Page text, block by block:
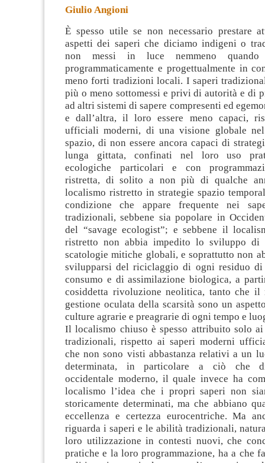
Giulio Angioni
È spesso utile se non necessario prestare
aspetti dei saperi che diciamo indigeni o
non messi in luce nemmeno
programmaticamente e progettualmente in
meno forti tradizioni locali. I saperi
più o meno sottomessi e privi di autorità e di
ad altri sistemi di sapere compresenti ed
e dall’altra, il loro essere meno capaci,
ufficiali moderni, di una visione globale
spazio, di non essere ancora capaci di
lunga gittata, confinati nel loro uso
ecologiche particolari e con
ristretta, di solito a non più di qualche
localismo ristretto in strategie spazio
condizione che appare frequente nei
tradizionali, sebbene sia popolare in
del “savage ecologist”; e sebbene il
ristretto non abbia impedito lo sviluppo di
scatologie mitiche globali, e soprattutto non
svilupparsi del riciclaggio di ogni residuo di
consumo e di assimilazione biologica, a
cosiddetta rivoluzione neolitica, tanto che
gestione oculata della scarsità sono un
culture agrarie e preagrarie di ogni tempo e
Il localismo chiuso è spesso attribuito solo
tradizionali, rispetto ai saperi moderni
che non sono visti abbastanza relativi a un
determinata, in particolare a ciò che
occidentale moderno, il quale invece ha
localismo l’idea che i propri saperi non
storicamente determinati, ma che abbiano
eccellenza e certezza eurocentriche. Ma
riguarda i saperi e le abilità tradizionali,
loro utilizzazione in contesti nuovi, che
pratiche e la loro programmazione, ha a che